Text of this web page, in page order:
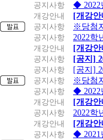
공지사항
◆ 2022
개강안내
[개강
공지사항
※당첨
공지사항
2022학
개강안내
[개강
공지사항
[공지]
공지사항
[공지]
공지사항
※당첨
공지사항
◆ 2022
개강안내
[개강
공지사항
2022학
개강안내
[개강
공지사항
◆ 2021